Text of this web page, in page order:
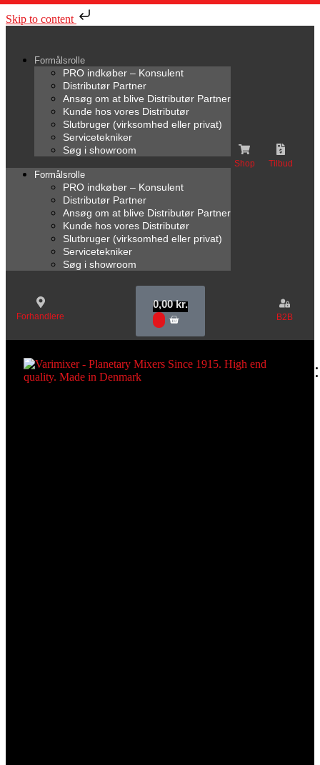
Skip to content
Formålsrolle
PRO indkøber – Konsulent
Distributør Partner
Ansøg om at blive Distributør Partner
Kunde hos vores Distributør
Slutbruger (virksomhed eller privat)
Servicetekniker
Søg i showroom
Formålsrolle
PRO indkøber – Konsulent
Distributør Partner
Ansøg om at blive Distributør Partner
Kunde hos vores Distributør
Slutbruger (virksomhed eller privat)
Servicetekniker
Søg i showroom
Shop Tilbud
Forhandlere
0,00kr.
B2B